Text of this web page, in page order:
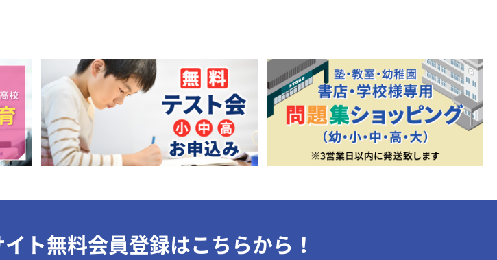
ト無料会員登録はこちらから！